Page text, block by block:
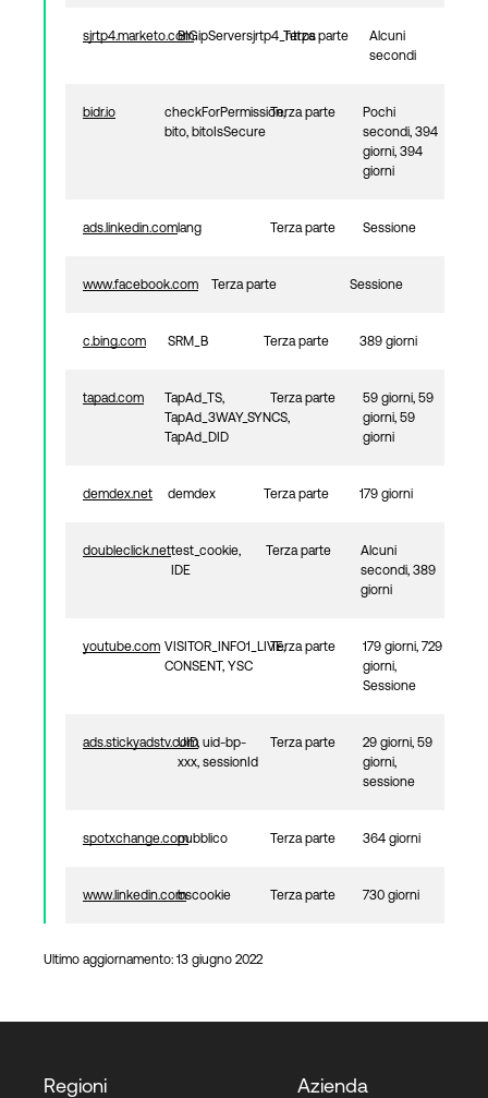
sjrtp4.marketo.comBIGipServersjrtp4_httpsTerza parte
Alcuni
secondi
bidr.io
checkForPermission,
bito, bitoIsSecure
Terza parte
Pochi
secondi, 394
giorni, 394
giorni
ads.linkedin.comlang Terza parte Sessione
www.facebook.com Terza parte Sessione
c.bing.com SRM_B Terza parte 389 giorni
tapad.com
TapAd_TS,
TapAd_3WAY_SYNCS,
TapAd_DID
Terza parte
59 giorni, 59
giorni, 59
giorni
demdex.net demdex Terza parte 179 giorni
doubleclick.nettest_cookie,
IDE
Terza parte
Alcuni
secondi, 389
giorni
youtube.com VISITOR_INFO1_LIVE,
CONSENT, YSC
Terza parte
179 giorni, 729
giorni,
Sessione
ads.stickyadstv.comUID, uid-bp-
xxx, sessionId
Terza parte
29 giorni, 59
giorni,
sessione
spotxchange.compubblico Terza parte 364 giorni
www.linkedin.combscookie Terza parte 730 giorni
Ultimo aggiornamento: 13 giugno 2022
Regioni Azienda